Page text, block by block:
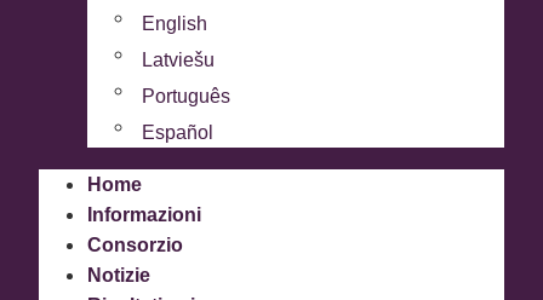
English
Latviešu
Português
Español
Home
Informazioni
Consorzio
Notizie